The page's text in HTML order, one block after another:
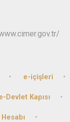
e-içişleri
Devlet Kapısı